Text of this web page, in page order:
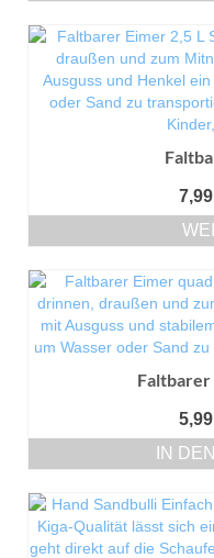
7,99
Faltbarer
5,99
IN